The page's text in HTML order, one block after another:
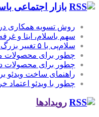
بازار اجتماعی
روش تسویه همکاری
سهم باسلام، ایتا و
سلام‌پی با ۵ تغییر بزرگ در سال جدید
چطور برای محصولات
چطور برای محصولات
راهنمای ساخت ویدئو
چطور با ویدئو اعتماد
رویدادها